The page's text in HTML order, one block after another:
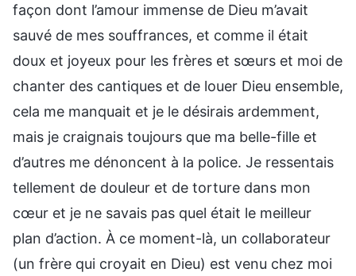
façon dont l’amour immense de Dieu m’avait
sauvé de mes souffrances, et comme il était
doux et joyeux pour les frères et sœurs et moi de
chanter des cantiques et de louer Dieu ensemble,
cela me manquait et je le désirais ardemment,
mais je craignais toujours que ma belle-fille et
d’autres me dénoncent à la police. Je ressentais
tellement de douleur et de torture dans mon
cœur et je ne savais pas quel était le meilleur
plan d’action. À ce moment-là, un collaborateur
(un frère qui croyait en Dieu) est venu chez moi